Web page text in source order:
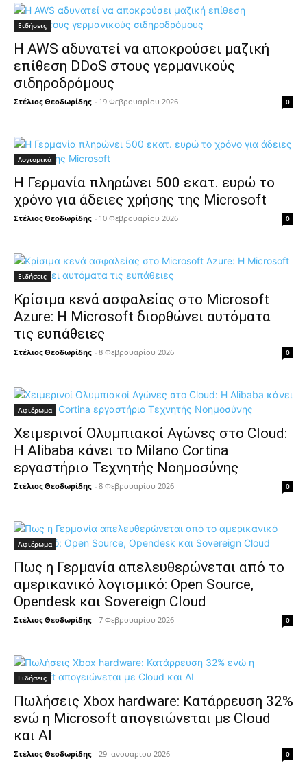
Ειδήσεις
Η AWS αδυνατεί να αποκρούσει μαζική
επίθεση DDoS στους γερμανικούς
σιδηροδρόμους
Στέλιος Θεοδωρίδης - 19 Φεβρουαρίου 2026 0
Λογισμικά
Η Γερμανία πληρώνει 500 εκατ. ευρώ το
χρόνο για άδειες χρήσης της Microsoft
Στέλιος Θεοδωρίδης - 10 Φεβρουαρίου 2026 0
Ειδήσεις
Κρίσιμα κενά ασφαλείας στο Microsoft
Azure: Η Microsoft διορθώνει αυτόματα
τις ευπάθειες
Στέλιος Θεοδωρίδης - 8 Φεβρουαρίου 2026 0
Αφιέρωμα
Χειμερινοί Ολυμπιακοί Αγώνες στο Cloud:
Η Alibaba κάνει το Milano Cortina
εργαστήριο Τεχνητής Νοημοσύνης
Στέλιος Θεοδωρίδης - 8 Φεβρουαρίου 2026 0
Αφιέρωμα
Πως η Γερμανία απελευθερώνεται από το
αμερικανικό λογισμικό: Open Source,
Opendesk και Sovereign Cloud
Στέλιος Θεοδωρίδης - 7 Φεβρουαρίου 2026 0
Ειδήσεις
Πωλήσεις Xbox hardware: Κατάρρευση 32%
ενώ η Microsoft απογειώνεται με Cloud
και AI
Στέλιος Θεοδωρίδης - 29 Ιανουαρίου 2026 0